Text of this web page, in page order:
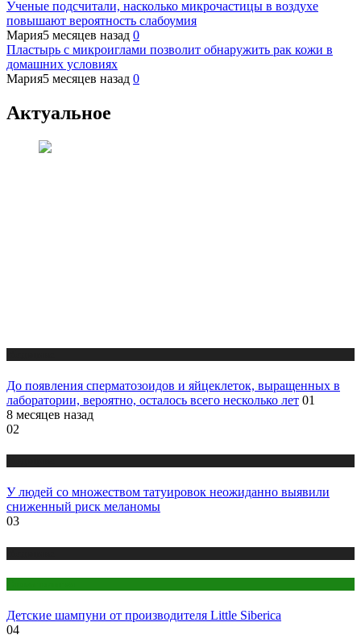
Ученые подсчитали, насколько микрочастицы в воздухе
повышают вероятность слабоумия
Мария5 месяцев назад 0
Пластырь с микроиглами позволит обнаружить рак кожи в
домашних условиях
Мария5 месяцев назад 0
Актуальное
До появления сперматозоидов и яйцеклеток, выращенных в
лаборатории, вероятно, осталось всего несколько лет 01
8 месяцев назад
02
У людей со множеством татуировок неожиданно выявили
сниженный риск меланомы
03
Детские шампуни от производителя Little Siberica
04